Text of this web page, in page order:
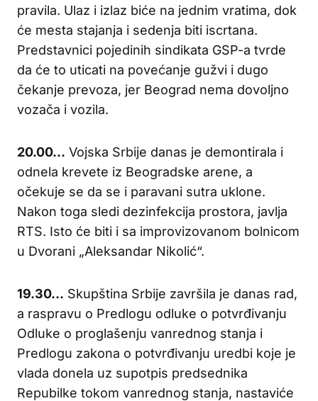
pravila. Ulaz i izlaz biće na jednim vratima, dok
će mesta stajanja i sedenja biti iscrtana.
Predstavnici pojedinih sindikata GSP-a tvrde
da će to uticati na povećanje gužvi i dugo
čekanje prevoza, jer Beograd nema dovoljno
vozača i vozila.
20.00… Vojska Srbije danas je demontirala i
odnela krevete iz Beogradske arene, a
očekuje se da se i paravani sutra uklone.
Nakon toga sledi dezinfekcija prostora, javlja
RTS. Isto će biti i sa improvizovanom bolnicom
u Dvorani „Aleksandar Nikolić“.
19.30… Skupština Srbije završila je danas rad,
a raspravu o Predlogu odluke o potvrđivanju
Odluke o proglašenju vanrednog stanja i
Predlogu zakona o potvrđivanju uredbi koje je
vlada donela uz supotpis predsednika
Repubilke tokom vanrednog stanja, nastaviće